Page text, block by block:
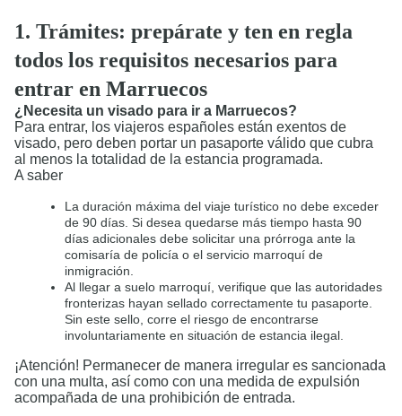
1. Trámites: prepárate y ten en regla
todos los requisitos necesarios para
entrar en Marruecos
¿Necesita un visado para ir a Marruecos?
Para entrar, los viajeros españoles están exentos de
visado, pero deben portar un pasaporte válido que cubra
al menos la totalidad de la estancia programada.
A saber
La duración máxima del viaje turístico no debe exceder
de 90 días. Si desea quedarse más tiempo hasta 90
días adicionales debe solicitar una prórroga ante la
comisaría de policía o el servicio marroquí de
inmigración.
Al llegar a suelo marroquí, verifique que las autoridades
fronterizas hayan sellado correctamente tu pasaporte.
Sin este sello, corre el riesgo de encontrarse
involuntariamente en situación de estancia ilegal.
¡Atención! Permanecer de manera irregular es sancionada
con una multa, así como con una medida de expulsión
acompañada de una prohibición de entrada.